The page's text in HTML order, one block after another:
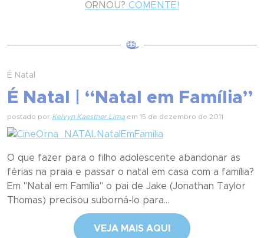
ORNOU? COMENTE!
É Natal
É Natal | “Natal em Família”
postado por Kelvyn Kaestner Lima em 15 de dezembro de 2011
O que fazer para o filho adolescente abandonar as
férias na praia e passar o natal em casa com a família?
Em "Natal em Família" o pai de Jake (Jonathan Taylor
Thomas) precisou suborná-lo para...
VEJA MAIS AQUI